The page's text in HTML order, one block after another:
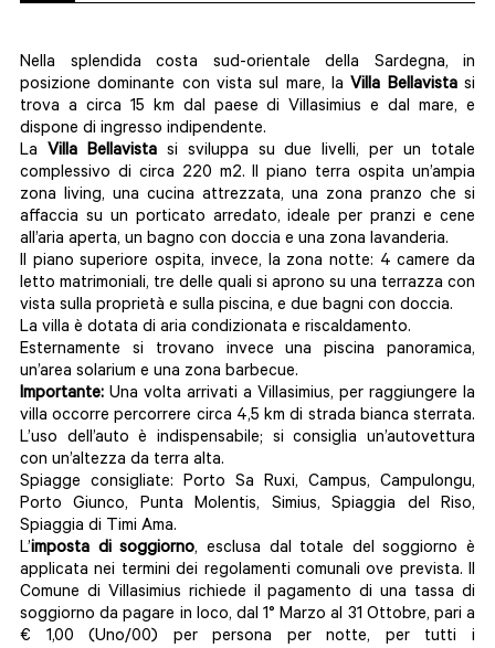
Nella splendida costa sud-orientale della Sardegna, in
posizione dominante con vista sul mare, la Villa Bellavistasi
trova a circa 15 km dal paese di Villasimius e dal mare, e
dispone di ingresso indipendente.
La Villa Bellavistasi sviluppa su due livelli, per un totale
complessivo di circa 220 m2. Il piano terra ospita un’ampia
zona living, una cucina attrezzata, una zona pranzo che si
affaccia su un porticato arredato, ideale per pranzi e cene
all’aria aperta, un bagno con doccia e una zona lavanderia.
Il piano superiore ospita, invece, la zona notte: 4 camere da
letto matrimoniali, tre delle quali si aprono su una terrazza con
vista sulla proprietà e sulla piscina, e due bagni con doccia.
La villa è dotata di aria condizionata e riscaldamento.
Esternamente si trovano invece una piscina panoramica,
un’area solarium e una zona barbecue.
Importante: Una volta arrivati a Villasimius, per raggiungere la
villa occorre percorrere circa 4,5 km di strada bianca sterrata.
L’uso dell’auto è indispensabile; si consiglia un’autovettura
con un’altezza da terra alta.
Spiagge consigliate: Porto Sa Ruxi, Campus, Campulongu,
Porto Giunco, Punta Molentis, Simius, Spiaggia del Riso,
Spiaggia di Timi Ama.
L’imposta di soggiorno, esclusa dal totale del soggiorno è
applicata nei termini dei regolamenti comunali ove prevista. Il
Comune di Villasimius richiede il pagamento di una tassa di
soggiorno da pagare in loco, dal 1° Marzo al 31 Ottobre, pari a
€ 1,00 (Uno/00) per persona per notte, per tutti i